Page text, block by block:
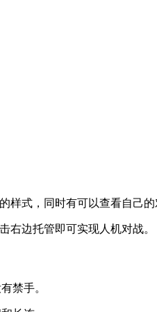
样式，同时有可以查看自己
右边托管即可实现人机对战。
禁手。